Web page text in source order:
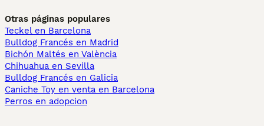
Otras páginas populares
Teckel en Barcelona
Bulldog Francés en Madrid
Bichón Maltés en València
Chihuahua en Sevilla
Bulldog Francés en Galicia
Caniche Toy en venta en Barcelona
Perros en adopcion